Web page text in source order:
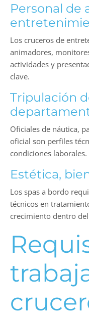
Personal de
Los cruceros de
animadores,
actividades y
clave.
Tripulación
Oficiales de náutica,
oficial son perfiles
condiciones laborales.
Estética,
Los spas a bordo
técnicos en
crecimiento dentro